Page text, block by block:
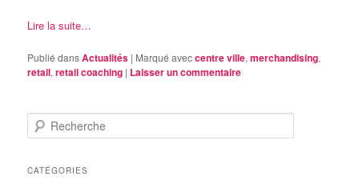
Lire la suite…
Publié dansActualités | Marqué aveccentre ville,merchandising,
retail,retail coaching | Laisser un commentaire
e
h
CATÉGORIES